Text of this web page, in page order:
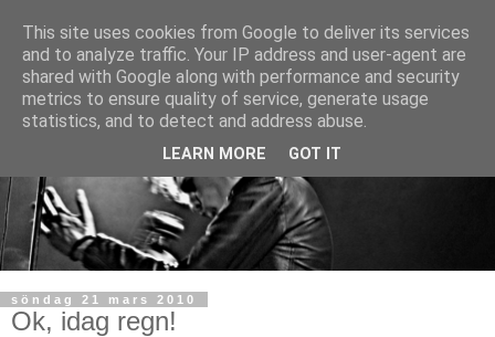
söndag 21 mars 2010
Ok, idag regn!
This site uses cookies from Google to deliver its services
and to analyze traffic. Your IP address and user-agent are
shared with Google along with performance and security
metrics to ensure quality of service, generate usage
statistics, and to detect and address abuse.
LEARN MORE GOT IT